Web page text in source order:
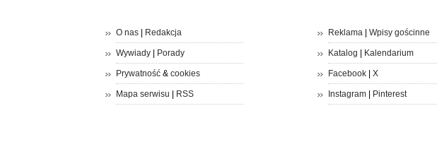
O nas| Redakcja
Wywiady| Porady
Prywatność& cookies
Mapa serwisu RSS
Reklama| Wpisy gościnne
Katalog Kalendarium
Facebook| X
Instagram| Pinterest